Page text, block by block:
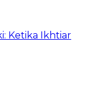
Ketika Ikhtiar